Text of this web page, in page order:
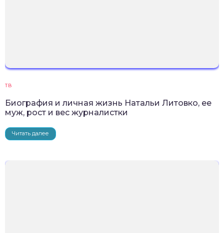
ТВ
Биография и личная жизнь Натальи Литовко, ее
муж, рост и вес журналистки
Читать далее